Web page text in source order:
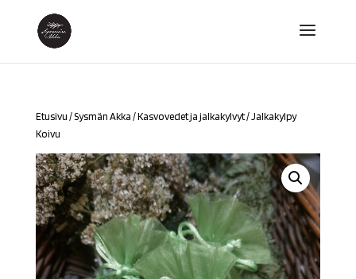
Etusivu /Sysmän Akka /Kasvovedet ja jalkakylvyt/ Jalkakylpy
Koivu